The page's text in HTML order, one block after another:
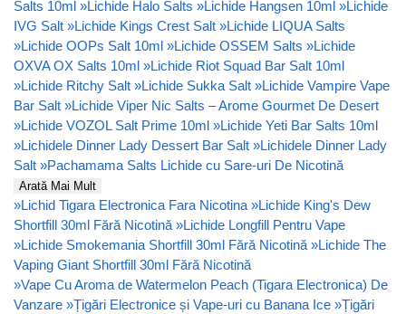
Salts 10ml »Lichide Halo Salts »Lichide Hangsen 10ml »Lichide
IVG Salt »Lichide Kings Crest Salt »Lichide LIQUA Salts
»Lichide OOPs Salt 10ml »Lichide OSSEM Salts »Lichide
OXVA OX Salts 10ml »Lichide Riot Squad Bar Salt 10ml
»Lichide Ritchy Salt »Lichide Sukka Salt »Lichide Vampire Vape
Bar Salt »Lichide Viper Nic Salts – Arome Gourmet De Desert
»Lichide VOZOL Salt Prime 10ml »Lichide Yeti Bar Salts 10ml
»Lichidele Dinner Lady Dessert Bar Salt »Lichidele Dinner Lady
Salt »Pachamama Salts Lichide cu Sare-uri De Nicotină
Arată Mai Mult
»Lichid Tigara Electronica Fara Nicotina »Lichide King's Dew
Shortfill 30ml Fără Nicotină »Lichide Longfill Pentru Vape
»Lichide Smokemania Shortfill 30ml Fără Nicotină »Lichide The
Vaping Giant Shortfill 30ml Fără Nicotină
»Vape Cu Aroma de Watermelon Peach (Tigara Electronica) De
Vanzare »Țigări Electronice și Vape-uri cu Banana Ice »Țigări